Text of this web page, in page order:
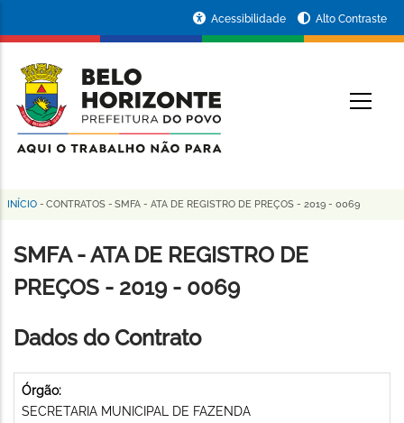
conteúdo
principal
da
Prefeitura
de
Horizonte
Acessibilidade Alto Contraste
Trilha
de
navegação
INÍCIO - CONTRATOS - SMFA - ATA DE REGISTRO DE PREÇOS - 2019 - 0069
SMFA - ATA DE REGISTRO DE
PREÇOS - 2019 - 0069
Dados do Contrato
Órgão:
SECRETARIA MUNICIPAL DE FAZENDA